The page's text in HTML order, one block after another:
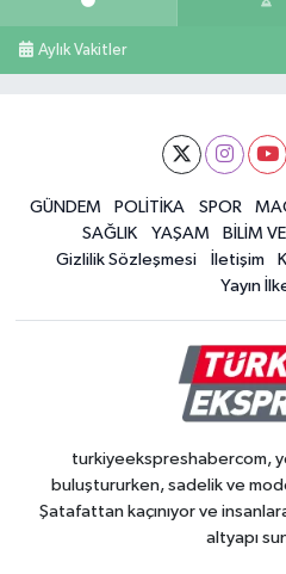
Aylık Vakitler
GÜNDEM POLİTİKA SPOR
SAĞLIK
YAŞAM BİLİM
Gizlilik Sözleşmesi
İletişim
Yayın
turkiyeekspreshabercom,
buluştururken, sadelik ve
Şatafattan kaçınıyor ve
altyapı